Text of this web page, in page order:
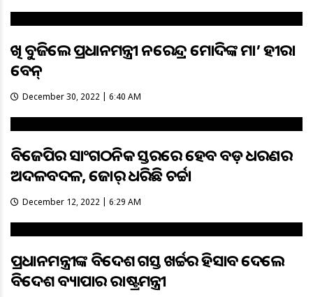
ଆଖି ବୁଜିଲେ ପ୍ରଧାନମନ୍ତ୍ରୀ ନରେନ୍ଦ୍ର ମୋଦିଙ୍କ ମା’ ହୀରା
ବେନ୍‌
December 30, 2022 | 6:40 AM
ବିଜେପିର ସାଂଗଠନିକ ସ୍ତରରେ ହେବ ବଡ଼ ଧରଣର
ଅଦଳବଦଳ, ଜୋର୍ ଧରିଛି ଚର୍ଚ୍ଚା
December 12, 2022 | 6:29 AM
ପ୍ରଧାନମନ୍ତ୍ରୀଙ୍କ ବିଦେଶ ଗସ୍ତ ଖର୍ଚ୍ଚର ହିସାବ ଦେଲେ
ବିଦେଶ ବ୍ୟାପାର ରାଷ୍ଟ୍ରମନ୍ତ୍ରୀ